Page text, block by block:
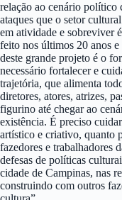
relação ao cenário político
ataques que o setor
em atividade e sobreviver
feito nos últimos 20 anos
deste grande projeto é o
necessário fortalecer e
trajetória, que alimenta
diretores, atores, atrizes,
figurino até chegar ao
existência. É preciso
artístico e criativo, quanto
fazedores e trabalhadores
defesas de políticas
cidade de Campinas, nas
construindo com outros